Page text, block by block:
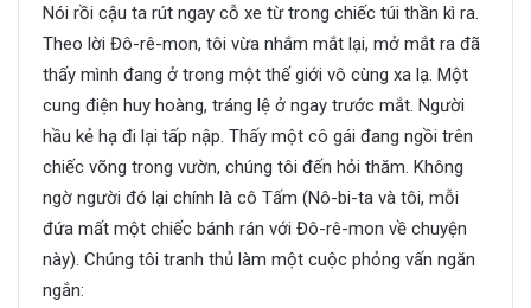
Nói rồi cậu ta rút ngay cỗ xe từ trong chiếc túi thần kì ra.
Theo lời Đô-rê-mon, tôi vừa nhắm mắt lại, mở mắt ra đã
thấy mình đang ở trong một thế giới vô cùng xa lạ. Một
cung điện huy hoàng, tráng lệ ở ngay trước mắt. Người
hầu kẻ hạ đi lại tấp nập. Thấy một cô gái đang ngồi trên
chiếc võng trong vườn, chúng tôi đến hỏi thăm. Không
ngờ người đó lại chính là cô Tấm (Nô-bi-ta và tôi, mỗi
đứa mất một chiếc bánh rán với Đô-rê-mon về chuyện
này). Chúng tôi tranh thủ làm một cuộc phỏng vấn ngăn
ngắn: